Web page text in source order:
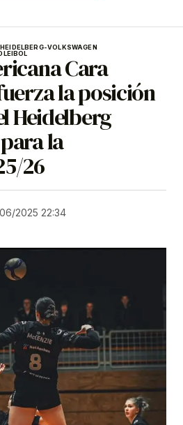
HEIDELBERG-VOLKSWAGEN
Cara
la posición
Heidelberg
la
26
2025 22:34